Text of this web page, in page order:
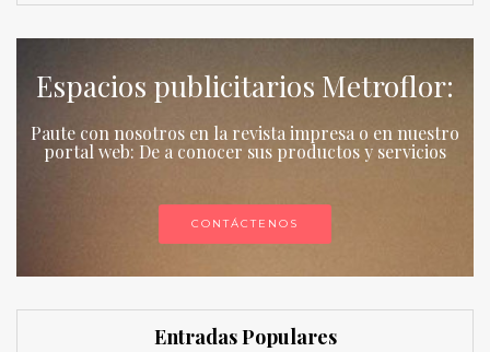
Espacios publicitarios Metroflor:
Paute con nosotros en la revista impresa o en nuestro
portal web: De a conocer sus productos y servicios
CONTÁCTENOS
Entradas Populares